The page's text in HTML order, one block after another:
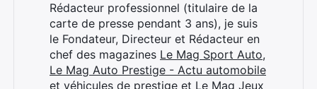
Rédacteur professionnel (titulaire de la
carte de presse pendant 3 ans), je suis
le Fondateur, Directeur et Rédacteur en
chef des magazines Le Mag Sport Auto,
Le Mag Auto Prestige - Actu automobile
et véhicules de prestige et Le Mag Jeux